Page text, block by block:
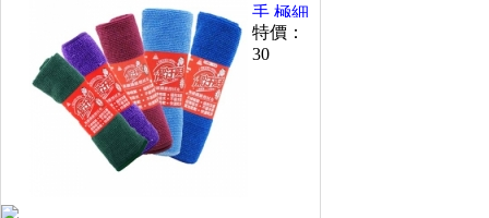
手 極細
纖維擦
拭布 加
特價：
30